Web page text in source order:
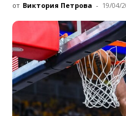
от Виктория Петрова - 19/04/